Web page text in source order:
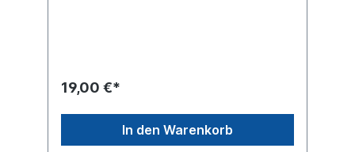
19,00 €*
In den Warenkorb